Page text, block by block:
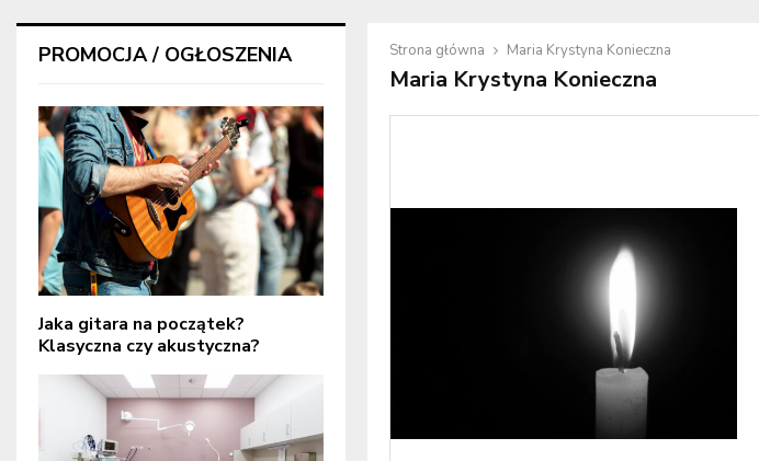
Strona główna Maria Krystyna Konieczna
Maria Krystyna Konieczna
PROMOCJA / OGŁOSZENIA
Jaka gitara na początek?
Klasyczna czy akustyczna?